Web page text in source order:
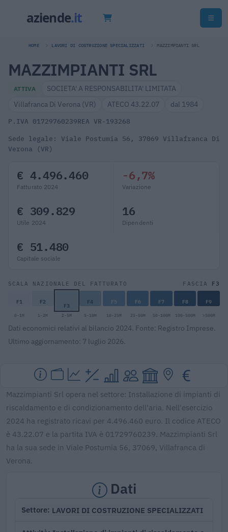
HOME LAVORI DI COSTRUZIONE SPECIALIZZATI MAZZIMPIANTI SRL
MAZZIMPIANTI SRL
ATTIVA
SOCIETA' A RESPONSABILITA' LIMITATA
Villafranca Di Verona (VR)
ATECO 43.22.07 dal 1984
P.IVA 01729760239REA VR-193268
Sede legale: Viale Postumia 56, 37069 Villafranca Di
Verona (VR)
€ 4.496.460
Fatturato 2024
-6,7%
Variazione
€ 309.829
Utile 2024
16
Dipendenti
€ 51.480
Capitale sociale
SCALA NAZIONALE DEL FATTURATO FASCIA F3
F1 F2 F3 F4 F5 F6 F7 F8 F9
0-1M 1-2M 2-5M 5-10M 10-25M 25-50M 50-100M 100-500M >500M
Dati economici relativi al bilancio 2024. Fonte: Registro Imprese.
Ultimo aggiornamento: 7 luglio 2026.
Mazzimpianti Srl opera nel settore: Installazione di impianti di
riscaldamento e di condizionamento dell'aria. Nell'esercizio
2024 ha registrato ricavi per 4.496.460 euro. Il codice ATECO
è 43.22.07 e la partita IVA è 01729760239. Mazzimpianti Srl
ha la sua sede in Viale Postumia 56, 37069, Villafranca di
Verona.
Dati
Settore LAVORI DI COSTRUZIONE SPECIALIZZATI